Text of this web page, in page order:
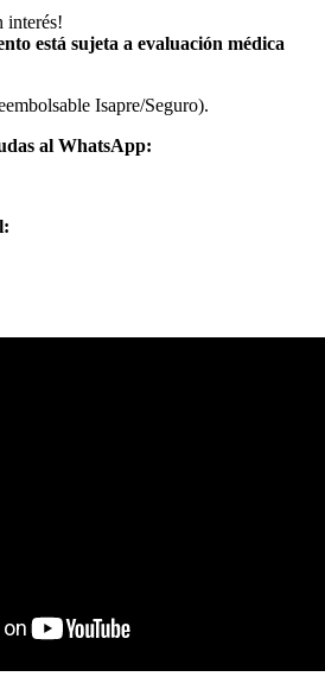
interés!
está sujeta a evaluación médica
Isapre/Seguro).
al WhatsApp: